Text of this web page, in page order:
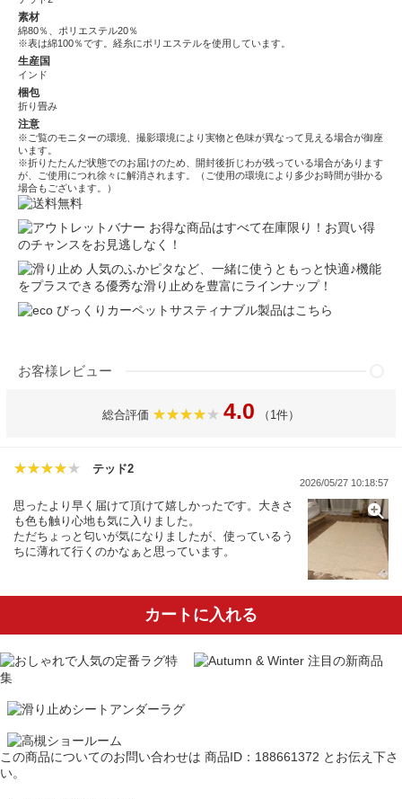
素材
綿80％、ポリエステル20％
※表は綿100％です。経糸にポリエステルを使用しています。
生産国
インド
梱包
折り畳み
注意
※ご覧のモニターの環境、撮影環境により実物と色味が異なって見える場合が御座
います。
※折りたたんだ状態でのお届けのため、開封後折じわが残っている場合があります
が、ご使用につれ徐々に解消されます。（ご使用の環境により多少お時間が掛かる
場合もございます。）
お得な商品はすべて在庫限り！お買い得
のチャンスをお見逃しなく！
人気のふかピタなど、一緒に使うともっと快適♪機能
をプラスできる優秀な滑り止めを豊富にラインナップ！
びっくりカーペットサスティナブル製品はこちら
お客様レビュー
総合評価 4.0 （1件）
テッド2
2026/05/27 10:18:57
思ったより早く届けて頂けて嬉しかったです。大きさ
も色も触り心地も気に入りました。
ただちょっと匂いが気になりましたが、使っているう
ちに薄れて行くのかなぁと思っています。
カートに入れる
この商品についてのお問い合わせは 商品ID：188661372 とお伝え下さ
い。